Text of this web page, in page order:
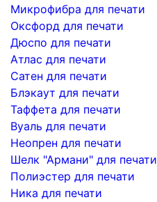
Микрофибра для печати
Оксфорд для печати
Дюспо для печати
Атлас для печати
Сатен для печати
Блэкаут для печати
Таффета для печати
Вуаль для печати
Неопрен для печати
Шелк "Армани" для печати
Полиэстер для печати
Ника для печати